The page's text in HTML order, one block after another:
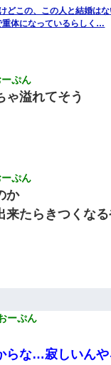
た。
たら変質者扱いされ
（ｼｯｼｯ」→ 後日、俺を
で突然ﾀﾋ。→母の貯金
しい、どうか見捨てな
女友達「ごめん、何も
よ！いくら？」女友達
万！」→
どこの、この人と結婚はな
重体になっているらしく…
ぷん
ゃ溢れてそう
ぷん
か
来たらきつくな
ーぷん
らな…寂しいん